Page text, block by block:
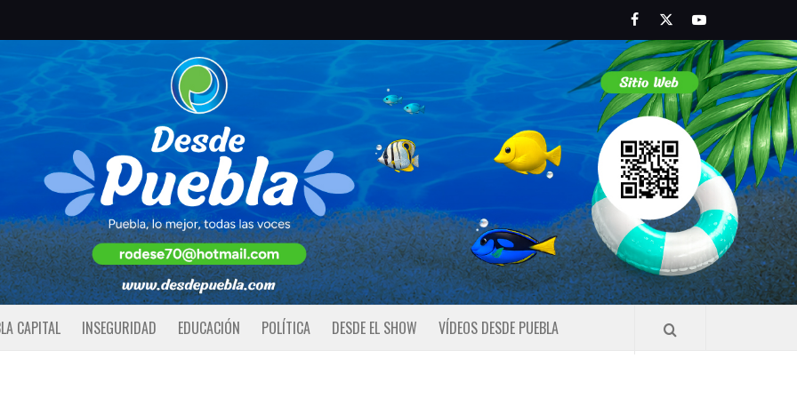
FacebookTwitterYoutube
CAPITAL INSEGURIDAD EDUCACIÓN POLÍTICA DESDE EL SHOW VÍDEOS DESDE PUEBLA